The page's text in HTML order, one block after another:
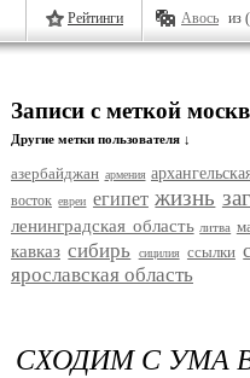
Рейтинги Авось из
Записи с меткой
Другие метки пользователя ↓
азербайджан армения
восток евреи египет жизнь
ленинградская область литва
кавказ сибирь сицилия ссылки
ярославская область
СХОДИМ С УМА